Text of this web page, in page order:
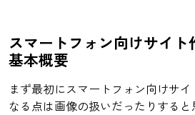
スマートフォン向けサイト
基本概要
まず最初にスマートフォン向けサ
なる点は画像の扱いだったりすると